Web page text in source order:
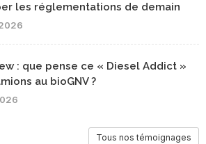
les réglementations de demain
: que pense ce « Diesel Addict »
au bioGNV ?
Tous nos témoignages